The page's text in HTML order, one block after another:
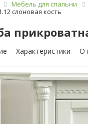
Мебель для спальни
слоновая кость
Характеристики